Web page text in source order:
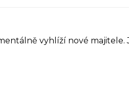
vyhlíží nové majitele.